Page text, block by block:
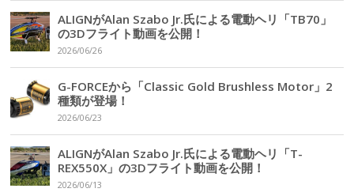
ALIGNがAlan Szabo Jr.氏による電動ヘリ「TB70」
の3Dフライト動画を公開！
2026/06/26
G-FORCEから「Classic Gold Brushless Motor」2
種類が登場！
2026/06/23
ALIGNがAlan Szabo Jr.氏による電動ヘリ「T-
REX550X」の3Dフライト動画を公開！
2026/06/13